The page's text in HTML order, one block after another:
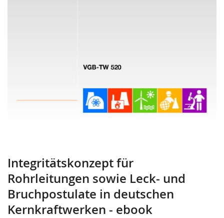
Integritätskonzept für
Rohrleitungen sowie Leck- und
Bruchpostulate in deutschen
Kernkraftwerken - ebook